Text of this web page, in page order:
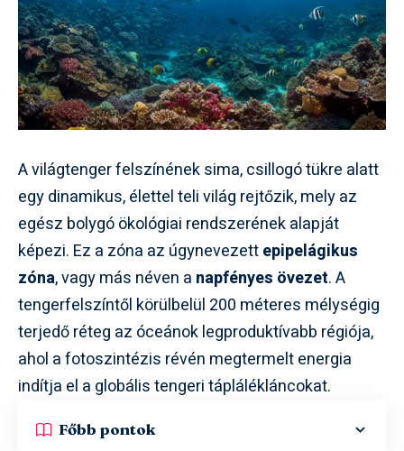
A világtenger felszínének sima, csillogó tükre alatt
egy dinamikus, élettel teli világ rejtőzik, mely az
egész bolygó ökológiai rendszerének alapját
képezi. Ez a zóna az úgynevezettepipelágikus
zóna, vagy más néven a napfényes övezet. A
tengerfelszíntől körülbelül 200 méteres mélységig
terjedő réteg az óceánok legproduktívabb régiója,
ahol a fotoszintézis révén megtermelt energia
indítja el a globális tengeri táplálékláncokat.
Főbb pontok